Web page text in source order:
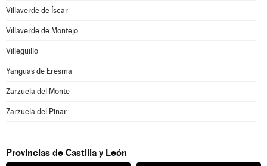
Villaverde de Íscar
Villaverde de Montejo
Villeguillo
Yanguas de Eresma
Zarzuela del Monte
Zarzuela del Pinar
Provincias de Castilla y León